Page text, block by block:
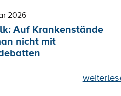
2026
Auf Krankenstände
nicht mit